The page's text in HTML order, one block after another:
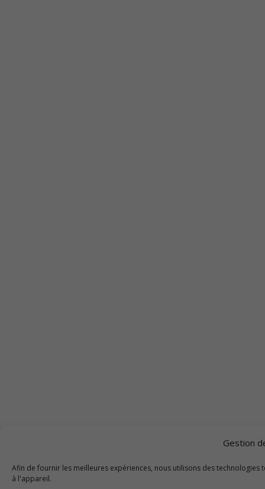
Gestion
Afin de fournir les meilleures expériences, nous utilisons des
à l'appareil.